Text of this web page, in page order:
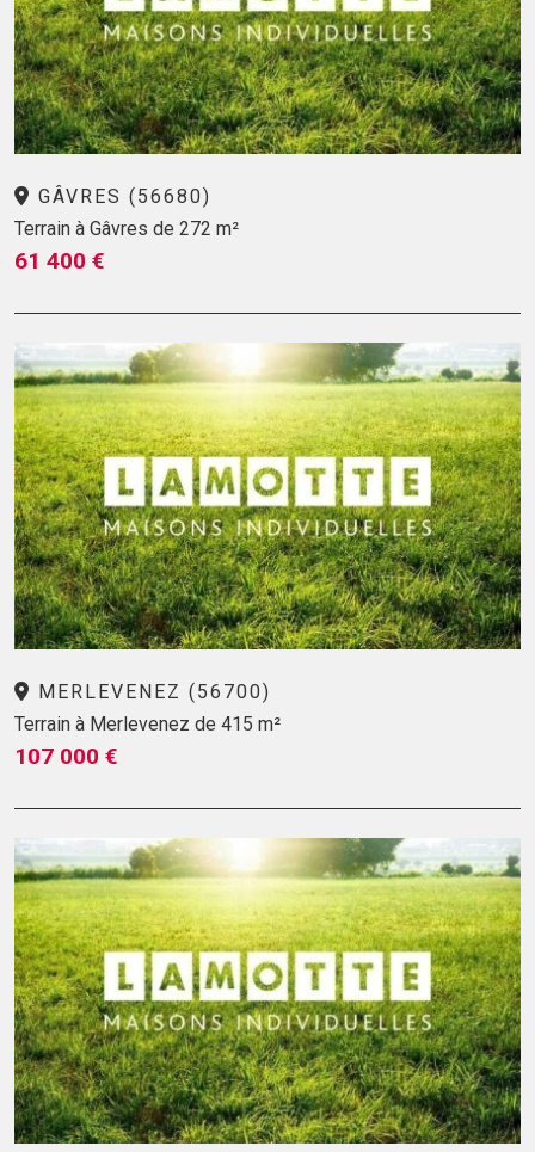
GÂVRES (56680)
Terrain à Gâvres de 272 m²
61 400 €
MERLEVENEZ (56700)
Terrain à Merlevenez de 415 m²
107 000 €